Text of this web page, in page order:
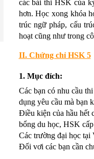
các bài thi HSK của
hơn. Học xong khóa
trúc ngữ pháp, cấu
hoạt cũng như trong
II. Chứng chỉ HSK 5
1. Mục đích:
Các bạn có nhu cầu
dụng yêu cầu mà bạn
Điều kiện của hầu hết
bổng du học, HSK
Các trường đại học tại
Đối vơi các bạn cần